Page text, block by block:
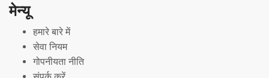
मेन्यू
हमारे बारे में
सेवा नियम
गोपनीयता नीति